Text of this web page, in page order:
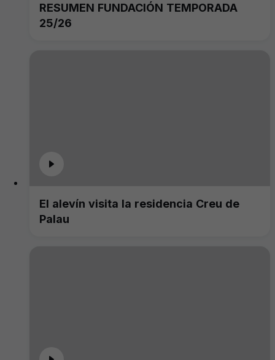
RESUMEN FUNDACIÓN TEMPORADA
25/26
El alevín visita la residencia Creu de
Palau